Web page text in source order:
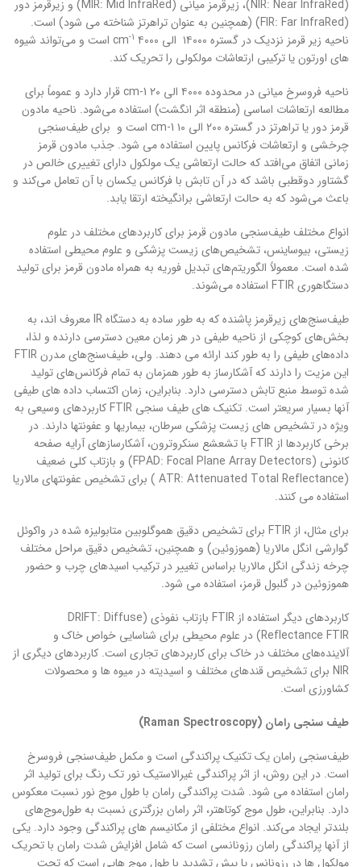
(NIR: Near InfraRed)، زیرقرمز میانی (MIR: Mid InfraRed) و زیرقرمز دور
(FIR: Far InfraRed) (همچنین به عنوان تراهرتز شناخته می شود) است.
ناحیه زیر قرمز نزدیک در گستره ۱۴۰۰۰ الی ۴۰۰۰ cm
-1
است و می‌تواند شیوه
های اورتون یا ترکیبی ارتعاشات مولکولی را تحریک کند.
ناحیه فروسرخ میانی در محدوده ۴۰۰۰ الی ۲۰ cm-1 قرار دارد و عموماً برای
مطالعه ارتعاشات اساسی (منطقه اثر انگشت) استفاده می‌شود. ناحیه مادون
قرمز دور یا تراهرتز در گستره ۲۰۰ الی ۱۰ cm-1 است و برای طیف‌سنجی
چرخشی و ارتعاشات فرکانس پایین استفاده می شود. جذب مادون قرمز
زمانی اتفاق می‌افتد که حالت ارتعاشی یک مولکول دارای تغییری خالص در
گشتاور دوقطبی باشد که در آن تابش با فرکانس یکسان با آن تعامل می‌کند و
باعث می‌شود که به حالت ارتعاشی برانگیخته ارتقا یابد.
انواع مختلف طیف‌سنجی مادون قرمز برای کاربردهای مختلف در علوم
زیستی، بیوساینس، تشخیص‌های زیست پزشکی و علوم محیطی استفاده
شده است. معمولاً الگوریتم‌های تبدیل فوریه به همراه مادون قرمز برای تولید
دستگاهوری FTIR استفاده می‌شوند.
طیف‌سنج‌های زیرقرمز پاشنده که به طور ساده به دستگاه IR معروف اند، به
بخش‌های کوچکی از ناحیه طیفی در هر زمان معین دسترسی دارنده و لذا،
داده‌های طیفی را به طور کند ارائه می دهند. ولی، طیف‌سنج‌های مدرن FTIR
این مزیت را دارند که آشکارساز به طور همزمان به تمام فرکانس‌های تولید
شده توسط منبع تابش دسترسی دارد. بنابراین، زمان اکتساب داده های طیفی
آنها بسیار سریعتر است. تکنیک های طیف سنجی FTIR کاربردهای وسیعی به
ویژه در تشخیص های زیست پزشکی سرطان، بیماریها و عفونتها دارند. در
برخی کاربردها از FTIR با تشعشع سنکروترون، آشکارسازهای آرایه صفحه
کانونی (FPAD: Focal Plane Array Detectors) و بازتاب کلی ضعیف
(ATR: Attenuated Total Reflectance ) برای تشخیص عفونتهای مالاریا
استفاده می کنند.
برای مثال، از FTIR برای تشخیص دقیق هموگلوبین متابولیزه شده در واکوئل
گوارشی انگل مالاریا (هموزوئین) و همچنین، تشخیص دقیق مراحل مختلف
چرخه زندگی انگل مالاریا براساس تغییر در ترکیب اسیدهای چرب و حضور
هموزوئین در گلبول قرمز، استفاده می شود.
کاربردهای دیگر استفاده از FTIR بازتاب نفوذی (DRIFT: Diffuse
Reflectance FTIR) در علوم محیطی برای شناسایی خواص خاک و
آلاینده‌های مختلف در خاک برای کاربردهای تجاری است. کاربردهای دیگری از
NIR برای تشخیص قندهای مختلف و اسیدیته در میوه ها و محصولات
کشاورزی است.
طیف سنجی رامان (Raman Spectroscopy
)
طیف‌سنجی رامان یک تکنیک پراکندگی است و مکمل طیف‌سنجی فروسرخ
است. در این روش، از اثر پراکندگی غیرالاستیک نور تک رنگ برای تولید اثر
رامان استفاده می شود. شدت پراکندگی رامان با طول موج نور نسبت معکوس
دارد. بنابراین، طول موج کوتاهتر، اثر رامان بزرگتری نسبت به طول‌موج‌های
بلندتر ایجاد می‌کند. انواع مختلفی از مکانیسم های پراکندگی وجود دارد. یکی
از آنها پراکندگی رامان رزونانسی است که شامل افزایش شدت رامان با تحریک
مولکول ها در رزونانس یا پیش تشدید با طول موج هایی است که تحت